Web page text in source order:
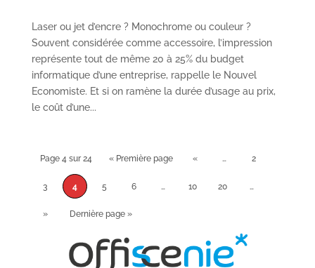
Laser ou jet d’encre ? Monochrome ou couleur ?
Souvent considérée comme accessoire, l’impression
représente tout de même 20 à 25% du budget
informatique d’une entreprise, rappelle le Nouvel
Economiste. Et si on ramène la durée d’usage au prix,
le coût d’une...
Page 4 sur 24 « Première page « … 2
3 4 5 6 … 10 20 …
» Dernière page »